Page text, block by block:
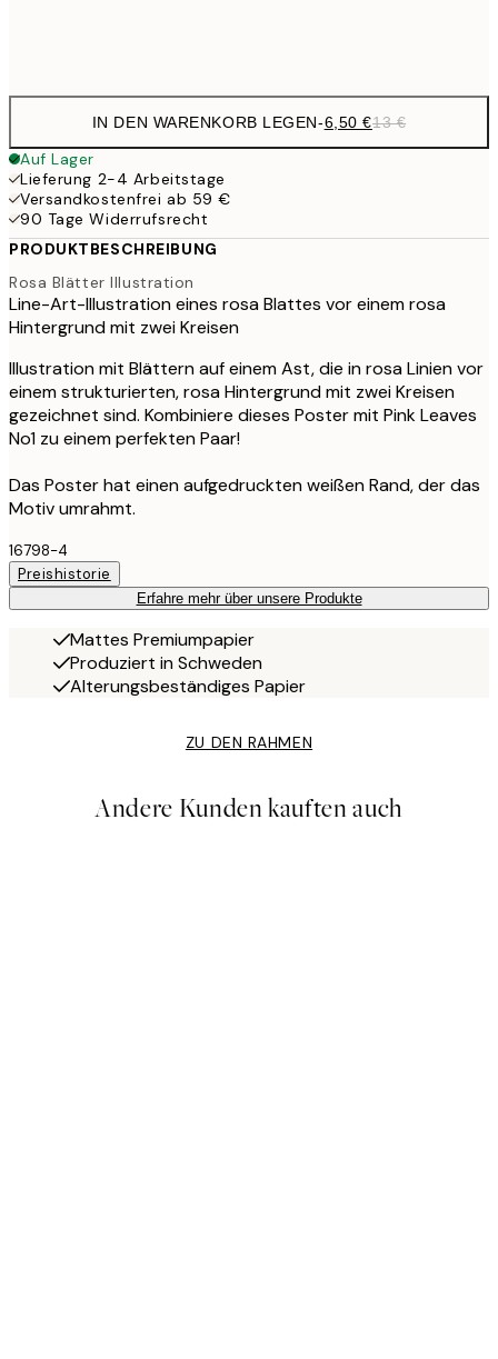
IN DEN WARENKORB LEGEN-6,50 €13 €
Auf Lager
Lieferung 2-4 Arbeitstage
Versandkostenfrei ab 59 €
90 Tage Widerrufsrecht
PRODUKTBESCHREIBUNG
Rosa Blätter Illustration
Line-Art-Illustration eines rosa Blattes vor einem rosa
Hintergrund mit zwei Kreisen
Illustration mit Blättern auf einem Ast, die in rosa Linien vor
einem strukturierten, rosa Hintergrund mit zwei Kreisen
gezeichnet sind. Kombiniere dieses Poster mit Pink Leaves
No1 zu einem perfekten Paar!
Das Poster hat einen aufgedruckten weißen Rand, der das
Motiv umrahmt.
16798-4
Preishistorie
Erfahre mehr über unsere Produkte
Mattes Premiumpapier
Produziert in Schweden
Alterungsbeständiges Papier
ZU DEN RAHMEN
Andere Kunden kauften auch